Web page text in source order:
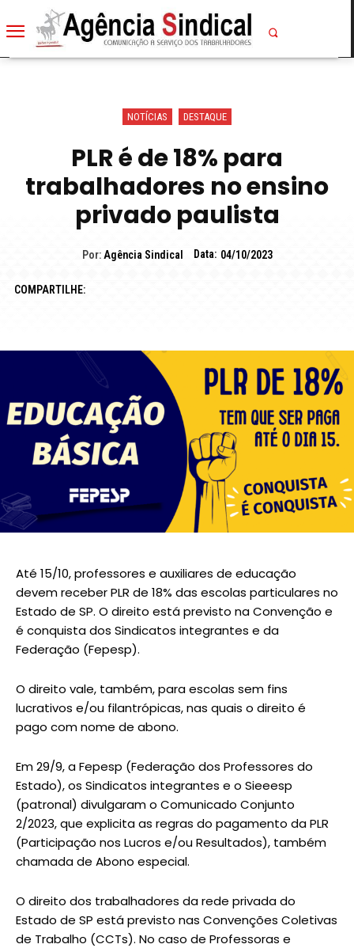
NOTÍCIAS DESTAQUE
PLR é de 18% para
trabalhadores no ensino
privado paulista
Por: Agência Sindical Data: 04/10/2023
COMPARTILHE:
Até 15/10, professores e auxiliares de educação
devem receber PLR de 18% das escolas particulares no
Estado de SP. O direito está previsto na Convenção e
é conquista dos Sindicatos integrantes e da
Federação (Fepesp).
O direito vale, também, para escolas sem fins
lucrativos e/ou filantrópicas, nas quais o direito é
pago com nome de abono.
Em 29/9, a Fepesp (Federação dos Professores do
Estado), os Sindicatos integrantes e o Sieeesp
(patronal) divulgaram o Comunicado Conjunto
2/2023, que explicita as regras do pagamento da PLR
(Participação nos Lucros e/ou Resultados), também
chamada de Abono especial.
O direito dos trabalhadores da rede privada do
Estado de SP está previsto nas Convenções Coletivas
de Trabalho (CCTs). No caso de Professoras e